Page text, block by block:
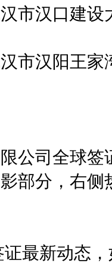
市汉口建
市汉阳王
公司全球
部分，右
最新动态